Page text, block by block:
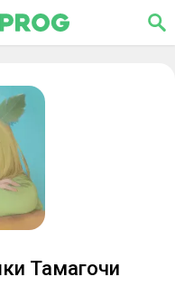
Тамагочи